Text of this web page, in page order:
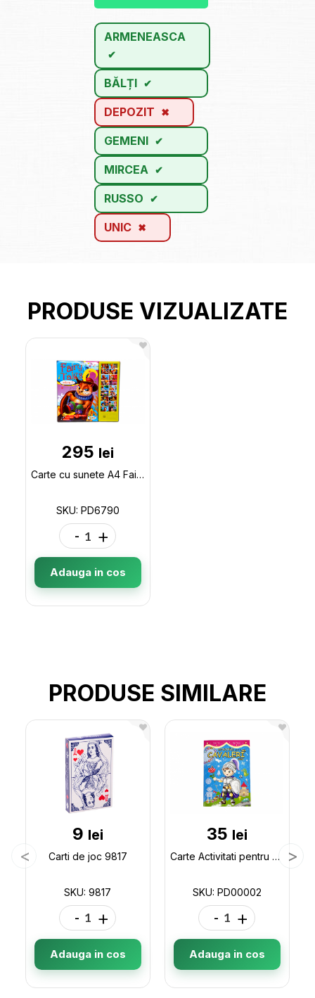
ARMENEASCA
BĂLȚI
DEPOZIT
GEMENI
MIRCEA
RUSSO
UNIC
PRODUSE VIZUALIZATE
295 lei
Carte cu sunete A4 Fairy Tales Vol. 5 (P.D.) PD6790
SKU: PD6790
- +
Adauga in cos
PRODUSE SIMILARE
9 lei
Carti de joc 9817
SKU: 9817
- +
Adauga in cos
35 lei
Carte Activitati pentru cavaleri mici PD00002
SKU: PD00002
- +
Adauga in cos